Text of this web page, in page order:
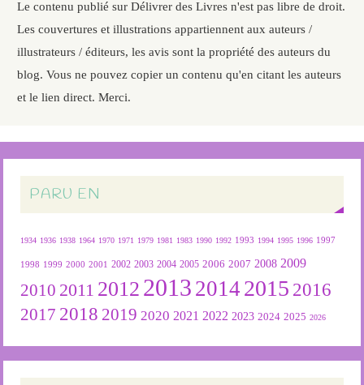
Le contenu publié sur Délivrer des Livres n'est pas libre de droit.
Les couvertures et illustrations appartiennent aux auteurs /
illustrateurs / éditeurs, les avis sont la propriété des auteurs du
blog. Vous ne pouvez copier un contenu qu'en citant les auteurs
et le lien direct. Merci.
PARU EN
1934 1936 1938 1964 1970 1971 1979 1981 1983 1990 1992 1993 1994 1995 1996 1997
1998 1999 2000 2001 2002 2003 2004 2005 2006 2007 2008 2009
2010 2011 2012 2013 2014 2015 2016
2017 2018 2019 2020 2021 2022 2023 2024 2025 2026